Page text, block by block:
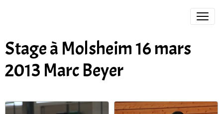
Stage à Molsheim 16 mars
2013 Marc Beyer